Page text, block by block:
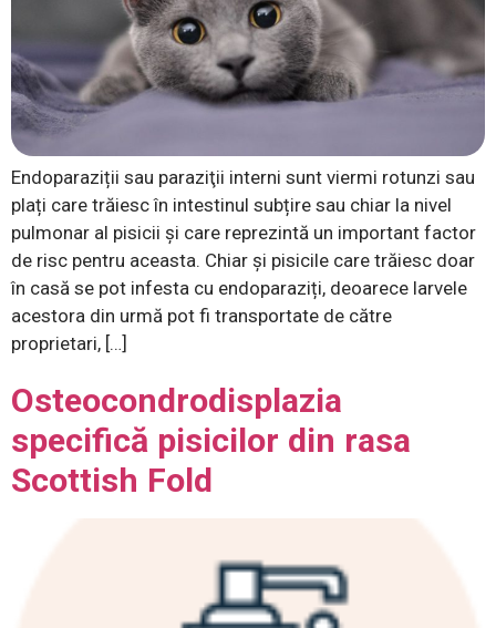
Endoparaziții sau paraziţii interni sunt viermi rotunzi sau
plați care trăiesc în intestinul subțire sau chiar la nivel
pulmonar al pisicii și care reprezintă un important factor
de risc pentru aceasta. Chiar și pisicile care trăiesc doar
în casă se pot infesta cu endoparaziți, deoarece larvele
acestora din urmă pot fi transportate de către
proprietari, […]
Osteocondrodisplazia
specifică pisicilor din rasa
Scottish Fold